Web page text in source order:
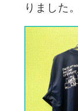
りました。